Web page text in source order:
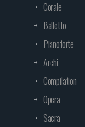
Corale
Balletto
Pianoforte
Archi
Compilation
Opera
Sacra